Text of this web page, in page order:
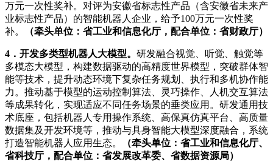
万元一次性奖补。对评为安徽省标志性产品（含安徽省未来产
业标志性产品）的智能机器人企业，给予100万元一次性奖
补。
（牵头单位：省工业和信息化厅，配合单位：省财政厅）
4．开发多类型机器人大模型。 研发融合视觉、听觉、触觉等
多模态大模型，构建数据驱动的高精度世界模型，突破群体智
能等技术，提升动态环境下复杂任务规划、执行和多机协作能
力。推动基于模型的运动控制算法、灵巧操作、人机交互算法
等成果转化，实现适应不同任务场景的垂类应用。研发通用技
术底座，包括机器人专用操作系统、高保真仿真平台、高质量
数据集及开发环境等，推动与具身智能大模型深度融合，系统
打造智能机器人应用生态。
（牵头单位：省工业和信息化厅、
省科技厅，配合单位：省发展改革委、省数据资源局）